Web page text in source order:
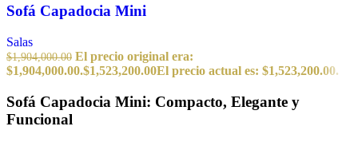
Sofá Capadocia Mini
Salas
$1,904,000.00 El precio original era:
$1,904,000.00.$1,523,200.00El precio actual es: $1,523,200.00.
Sofá Capadocia Mini: Compacto, Elegante y
Funcional